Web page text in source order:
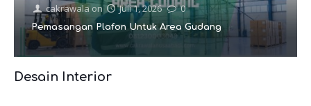
cakrawala on Juli 1, 2026 0
Pemasangan Plafon Untuk Area Gudang
Desain Interior